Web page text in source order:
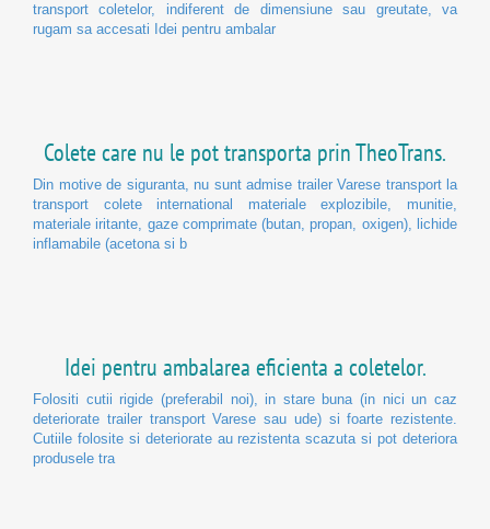
transport coletelor, indiferent de dimensiune sau greutate, va
rugam sa accesati Idei pentru ambalar
Colete care nu le pot transporta prin TheoTrans.
Din motive de siguranta, nu sunt admise trailer Varese transport la
transport colete international materiale explozibile, munitie,
materiale iritante, gaze comprimate (butan, propan, oxigen), lichide
inflamabile (acetona si b
Idei pentru ambalarea eficienta a coletelor.
Folositi cutii rigide (preferabil noi), in stare buna (in nici un caz
deteriorate trailer transport Varese sau ude) si foarte rezistente.
Cutiile folosite si deteriorate au rezistenta scazuta si pot deteriora
produsele tra